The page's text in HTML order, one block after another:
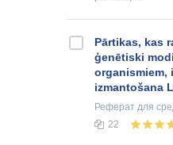
Pārtikas, kas
ģenētiski
organismiem,
izmantošana
Реферат для
22